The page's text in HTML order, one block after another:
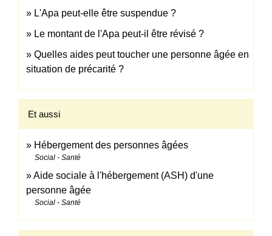
L'Apa peut-elle être suspendue ?
Le montant de l'Apa peut-il être révisé ?
Quelles aides peut toucher une personne âgée en
situation de précarité ?
Et aussi
Hébergement des personnes âgées
Social - Santé
Aide sociale à l'hébergement (ASH) d'une
personne âgée
Social - Santé